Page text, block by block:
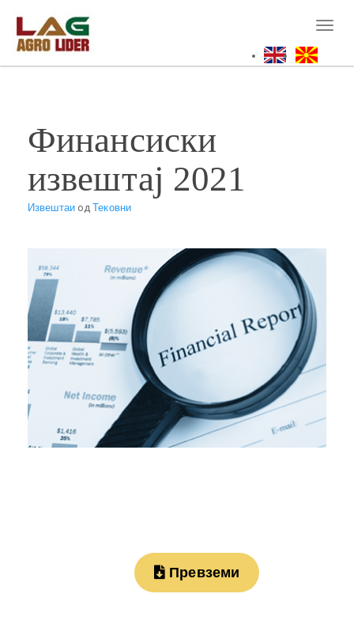
main
content
Финансиски
извештај 2021
ИзвештаиодТековни
Превземи